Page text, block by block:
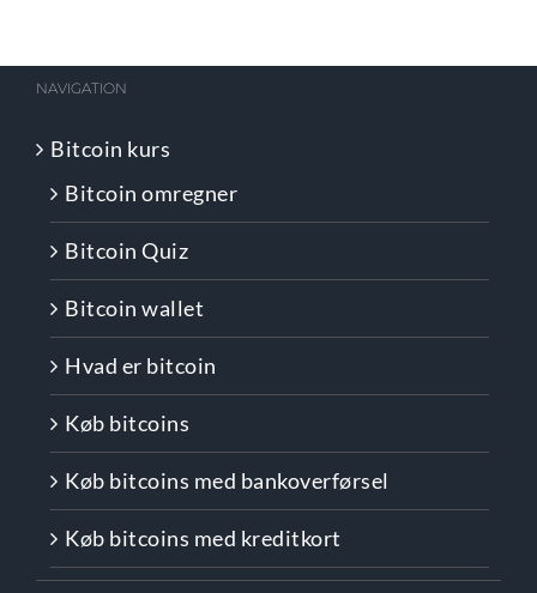
NAVIGATION
Bitcoin kurs
Bitcoin omregner
Bitcoin Quiz
Bitcoin wallet
Hvad er bitcoin
Køb bitcoins
Køb bitcoins med bankoverførsel
Køb bitcoins med kreditkort